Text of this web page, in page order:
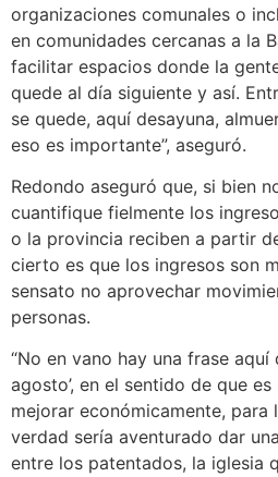
organizaciones comunales o
en comunidades cercanas a la
facilitar espacios donde la
quede al día siguiente y así.
se quede, aquí desayuna,
eso es importante”, aseguró.
Redondo aseguró que, si bien
cuantifique fielmente los
o la provincia reciben a partir
cierto es que los ingresos son
sensato no aprovechar
personas.
“No en vano hay una frase aquí
agosto’, en el sentido de que
mejorar económicamente, para
verdad sería aventurado dar
entre los patentados, la iglesia